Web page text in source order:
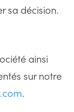
sa décision.
ainsi
sur notre
.